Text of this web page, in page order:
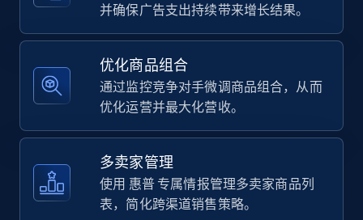
URL, Final price, Sku, Currency, Gtin,
more.
875+ 立即开始
Walmart - products - Find new products by
using specific category URL
URL, Final price, Sku, Currency, Gtin,
并确保广告支出持续带来增长结果。
优化商品组合
通过监控竞争对手微调商品组合，从而
优化运营并最大化营收。
多卖家管理
使用 惠普 专属情报管理多卖家商品列
表，简化跨渠道销售策略。